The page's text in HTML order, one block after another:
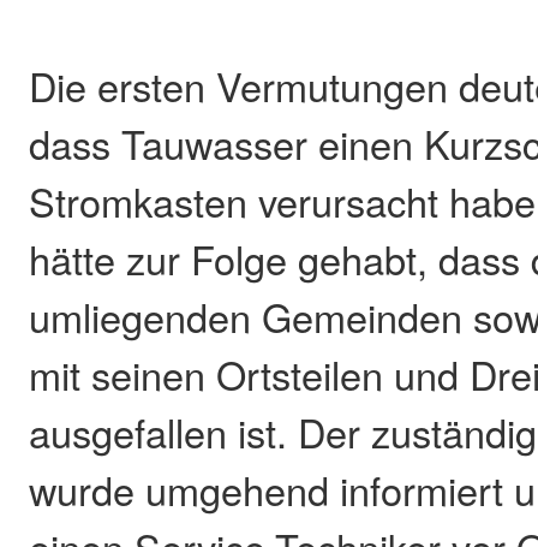
Die ersten Vermutungen
dass Tauwasser einen
Stromkasten verursacht
hätte zur Folge gehabt,
umliegenden Gemeinden
mit seinen Ortsteilen und
ausgefallen ist. Der
wurde umgehend informiert